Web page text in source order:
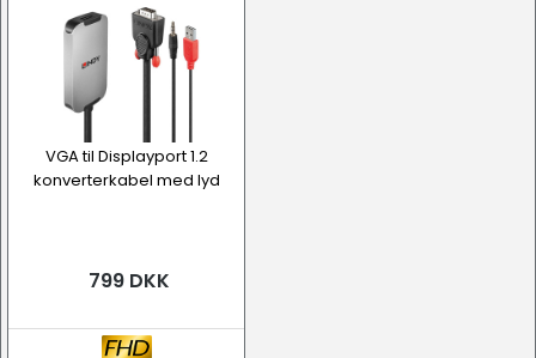
VGA til Displayport 1.2
konverterkabel med lyd
799 DKK